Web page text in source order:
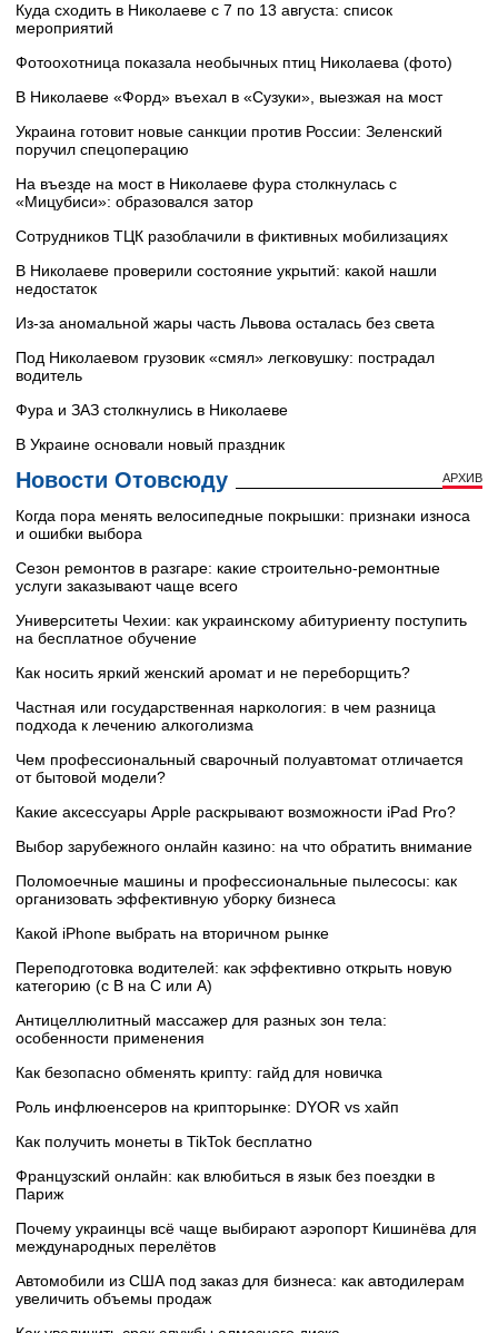
Куда сходить в Николаеве с 7 по 13 августа: список
мероприятий
Фотоохотница показала необычных птиц Николаева (фото)
В Николаеве «Форд» въехал в «Сузуки», выезжая на мост
Украина готовит новые санкции против России: Зеленский
поручил спецоперацию
На въезде на мост в Николаеве фура столкнулась с
«Мицубиси»: образовался затор
Сотрудников ТЦК разоблачили в фиктивных мобилизациях
В Николаеве проверили состояние укрытий: какой нашли
недостаток
Из-за аномальной жары часть Львова осталась без света
Под Николаевом грузовик «смял» легковушку: пострадал
водитель
Фура и ЗАЗ столкнулись в Николаеве
В Украине основали новый праздник
Новости Отовсюду АРХИВ
Когда пора менять велосипедные покрышки: признаки износа
и ошибки выбора
Сезон ремонтов в разгаре: какие строительно-ремонтные
услуги заказывают чаще всего
Университеты Чехии: как украинскому абитуриенту поступить
на бесплатное обучение
Как носить яркий женский аромат и не переборщить?
Частная или государственная наркология: в чем разница
подхода к лечению алкоголизма
Чем профессиональный сварочный полуавтомат отличается
от бытовой модели?
Какие аксессуары Apple раскрывают возможности iPad Pro?
Выбор зарубежного онлайн казино: на что обратить внимание
Поломоечные машины и профессиональные пылесосы: как
организовать эффективную уборку бизнеса
Какой iPhone выбрать на вторичном рынке
Переподготовка водителей: как эффективно открыть новую
категорию (с B на C или А)
Антицеллюлитный массажер для разных зон тела:
особенности применения
Как безопасно обменять крипту: гайд для новичка
Роль инфлюенсеров на крипторынке: DYOR vs хайп
Как получить монеты в TikTok бесплатно
Французский онлайн: как влюбиться в язык без поездки в
Париж
Почему украинцы всё чаще выбирают аэропорт Кишинёва для
международных перелётов
Автомобили из США под заказ для бизнеса: как автодилерам
увеличить объемы продаж